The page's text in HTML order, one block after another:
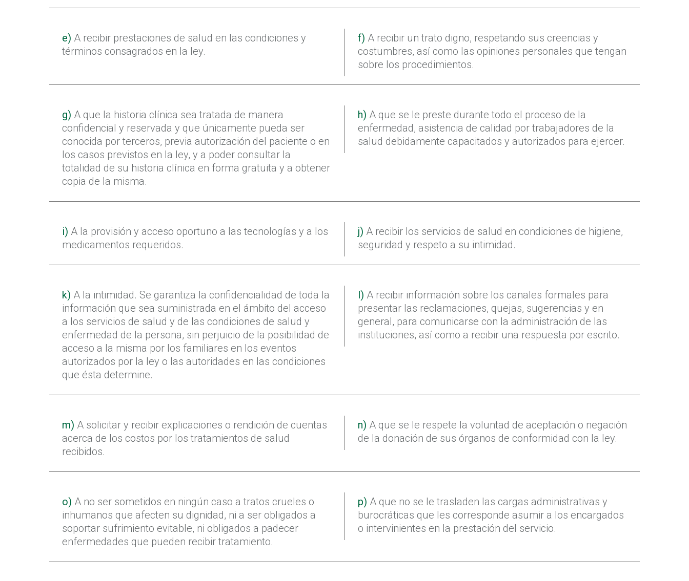
e) A recibir prestaciones de salud en las condiciones y
términos consagrados en la ley.
f) A recibir un trato digno, respetando sus creencias y
costumbres, así como las opiniones personales que tengan
sobre los procedimientos.
g) A que la historia clínica sea tratada de manera
confidencial y reservada y que únicamente pueda ser
conocida por terceros, previa autorización del paciente o en
los casos previstos en la ley, y a poder consultar la
totalidad de su historia clínica en forma gratuita y a obtener
copia de la misma.
h) A que se le preste durante todo el proceso de la
enfermedad, asistencia de calidad por trabajadores de la
salud debidamente capacitados y autorizados para ejercer.
i) A la provisión y acceso oportuno a las tecnologías y a los
medicamentos requeridos.
j) A recibir los servicios de salud en condiciones de higiene,
seguridad y respeto a su intimidad.
k) A la intimidad. Se garantiza la confidencialidad de toda la
información que sea suministrada en el ámbito del acceso
a los servicios de salud y de las condiciones de salud y
enfermedad de la persona, sin perjuicio de la posibilidad de
acceso a la misma por los familiares en los eventos
autorizados por la ley o las autoridades en las condiciones
que ésta determine.
l) A recibir información sobre los canales formales para
presentar las reclamaciones, quejas, sugerencias y en
general, para comunicarse con la administración de las
instituciones, así como a recibir una respuesta por escrito.
m) A solicitar y recibir explicaciones o rendición de cuentas
acerca de los costos por los tratamientos de salud
recibidos.
n) A que se le respete la voluntad de aceptación o negación
de la donación de sus órganos de conformidad con la ley.
o) A no ser sometidos en ningún caso a tratos crueles o
inhumanos que afecten su dignidad, ni a ser obligados a
soportar sufrimiento evitable, ni obligados a padecer
enfermedades que pueden recibir tratamiento.
p) A que no se le trasladen las cargas administrativas y
burocráticas que les corresponde asumir a los encargados
o intervinientes en la prestación del servicio.